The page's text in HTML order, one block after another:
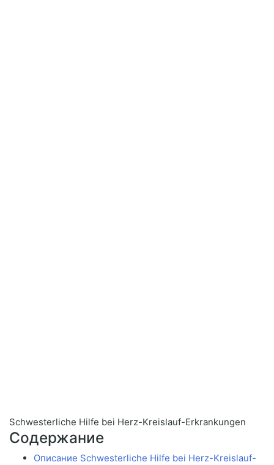
Schwesterliche Hilfe bei Herz-Kreislauf-Erkrankungen
Содержание
Описание Schwesterliche Hilfe bei Herz-Kreislauf-